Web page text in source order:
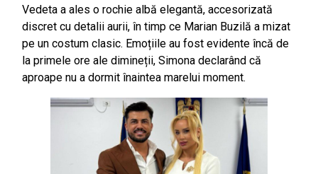
Vedeta a ales o rochie albă elegantă, accesorizată
discret cu detalii aurii, în timp ce Marian Buzilă a mizat
pe un costum clasic. Emoțiile au fost evidente încă de
la primele ore ale dimineții, Simona declarând că
aproape nu a dormit înaintea marelui moment.